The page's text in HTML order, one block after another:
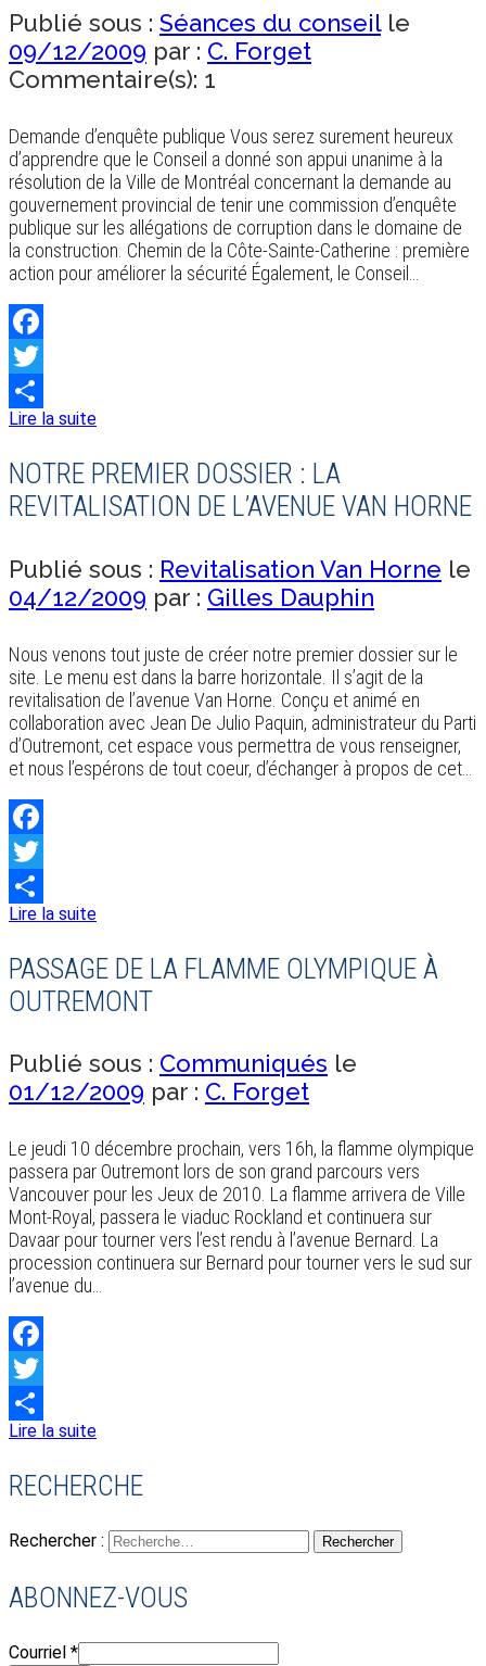
Publié sous : Séances du conseille
09/12/2009 par : C. Forget
Commentaire(s): 1
Demande d’enquête publique Vous serez surement heureux
d’apprendre que le Conseil a donné son appui unanime à la
résolution de la Ville de Montréal concernant la demande au
gouvernement provincial de tenir une commission d’enquête
publique sur les allégations de corruption dans le domaine de
la construction. Chemin de la Côte-Sainte-Catherine : première
action pour améliorer la sécurité Également, le Conseil…
Facebook
Twitter
Share
Lire la suite
NOTRE PREMIER DOSSIER : LA
REVITALISATION DE L’AVENUE VAN HORNE
Publié sous : Revitalisation Van Horne le
04/12/2009 par : Gilles Dauphin
Nous venons tout juste de créer notre premier dossier sur le
site. Le menu est dans la barre horizontale. Il s’agit de la
revitalisation de l’avenue Van Horne. Conçu et animé en
collaboration avec Jean De Julio Paquin, administrateur du Parti
d’Outremont, cet espace vous permettra de vous renseigner,
et nous l’espérons de tout coeur, d’échanger à propos de cet…
Facebook
Twitter
Share
Lire la suite
PASSAGE DE LA FLAMME OLYMPIQUE À
OUTREMONT
Publié sous : Communiqués le
01/12/2009 par : C. Forget
Le jeudi 10 décembre prochain, vers 16h, la flamme olympique
passera par Outremont lors de son grand parcours vers
Vancouver pour les Jeux de 2010. La flamme arrivera de Ville
Mont-Royal, passera le viaduc Rockland et continuera sur
Davaar pour tourner vers l’est rendu à l’avenue Bernard. La
procession continuera sur Bernard pour tourner vers le sud sur
l’avenue du…
Facebook
Twitter
Share
Lire la suite
RECHERCHE
Rechercher :
ABONNEZ-VOUS
Courriel *